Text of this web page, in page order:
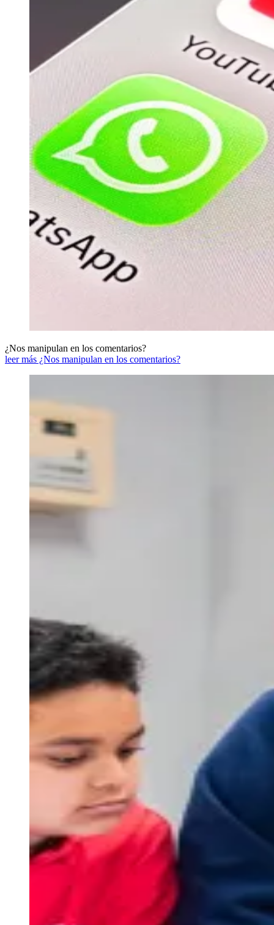
¿Nos manipulan en los comentarios?
leer más ¿Nos manipulan en los comentarios?